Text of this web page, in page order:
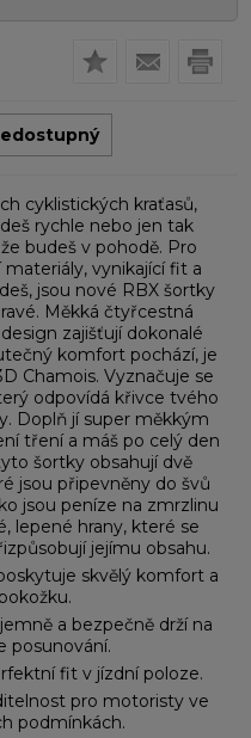
cyklistických kraťasů,
rychle nebo jen tak
budeš v pohodě. Pro
vynikající fit a
jsou nové RBX šortky
Měkká čtyřcestná
zajišťují dokonalé
komfort pochází, je
Chamois. Vyznačuje se
odpovídá křivce tvého
Doplň jí super měkkým
tření a máš po celý den
šortky obsahují dvě
jsou připevněny do švů
jsou peníze na zmrzlinu
lepené hrany, které se
jejímu obsahu.
skvělý komfort a
a bezpečně drží na
posunování.
fit v jízdní poloze.
pro motoristy ve
podmínkách.